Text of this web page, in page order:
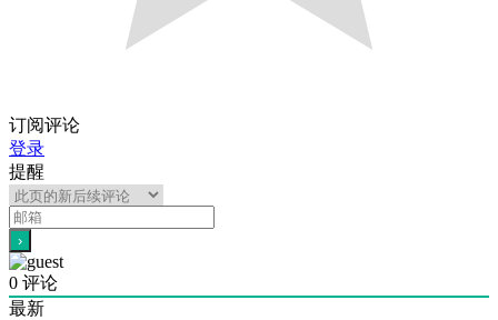
订阅评论
登录
提醒
0 评论
最新